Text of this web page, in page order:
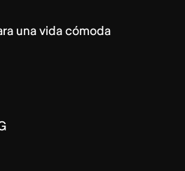
una vida cómoda